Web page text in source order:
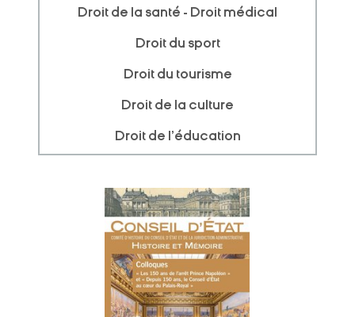
Droit de la santé - Droit médical
Droit du sport
Droit du tourisme
Droit de la culture
Droit de l'éducation